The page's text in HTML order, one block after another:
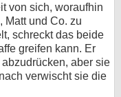
von sich, woraufhin
Matt und Co. zu
schreckt das beide
greifen kann. Er
aber sie
verwischt sie die